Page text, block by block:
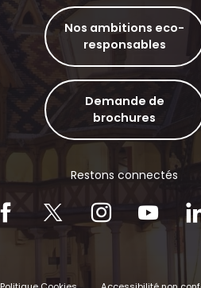
Nos ambitions eco-
responsables
Demande de
brochures
Restons connectés